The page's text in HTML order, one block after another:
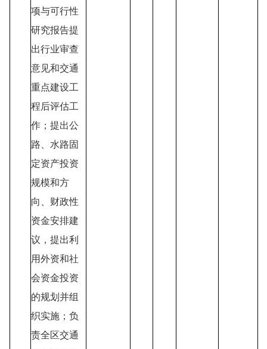
项与可行性
研究报告提
出行业审查
意见和交通
重点建设工
程后评估工
作；提出公
路、水路固
定资产投资
规模和方
向、财政性
资金安排建
议，提出利
用外资和社
会资金投资
的规划并组
织实施；负
责全区交通